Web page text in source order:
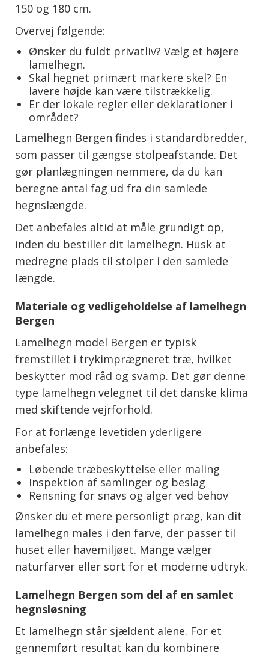
150 og 180 cm.
Overvej følgende:
Ønsker du fuldt privatliv? Vælg et højere
lamelhegn.
Skal hegnet primært markere skel? En
lavere højde kan være tilstrækkelig.
Er der lokale regler eller deklarationer i
området?
Lamelhegn Bergen findes i standardbredder,
som passer til gængse stolpeafstande. Det
gør planlægningen nemmere, da du kan
beregne antal fag ud fra din samlede
hegnslængde.
Det anbefales altid at måle grundigt op,
inden du bestiller dit lamelhegn. Husk at
medregne plads til stolper i den samlede
længde.
Materiale og vedligeholdelse af lamelhegn
Bergen
Lamelhegn model Bergen er typisk
fremstillet i trykimprægneret træ, hvilket
beskytter mod råd og svamp. Det gør denne
type lamelhegn velegnet til det danske klima
med skiftende vejrforhold.
For at forlænge levetiden yderligere
anbefales:
Løbende træbeskyttelse eller maling
Inspektion af samlinger og beslag
Rensning for snavs og alger ved behov
Ønsker du et mere personligt præg, kan dit
lamelhegn males i den farve, der passer til
huset eller havemiljøet. Mange vælger
naturfarver eller sort for et moderne udtryk.
Lamelhegn Bergen som del af en samlet
hegnsløsning
Et lamelhegn står sjældent alene. For et
gennemført resultat kan du kombinere